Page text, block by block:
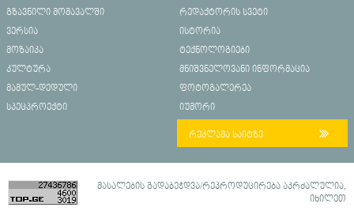
გზავნილი მომავალში
რედაქტორის სვეტი
ვერსია
ისტორია
მოზაიკა
ტექნოლოგიები
კულტურა
მნიშვნელოვანი ინფორმაცია
მამულ-დედული
ფოტოგალერეა
სპეცპროექტი
იუმორი
რეკლამა საიტზე
მასალების გადაბეჭდვა/რეპროდუცირება აკრძალულია,
იხილეთ